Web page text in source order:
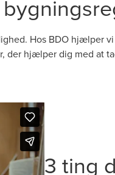
Hos BDO hjælper
der hjælper dig med at
3 ting